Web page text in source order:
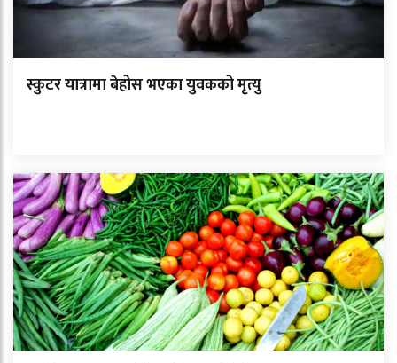
स्कुटर यात्रामा बेहोस भएका युवकको मृत्यु